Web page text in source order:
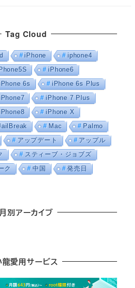
Tag Cloud
iPhone
iphone4
iPhone6
6s
iPhone 6s Plus
iPhone 7 Plus
iPhone X
Mac
Palmo
アップデート
アップル
スティーブ・ジョブズ
ク 中国
発売日
月別アーカイブ
龍愛用サービス